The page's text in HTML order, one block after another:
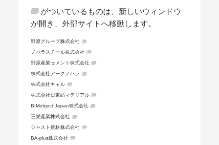
がついているものは、新しいウィンドウ
が開き、外部サイトへ移動します。
野原グループ株式会社
ノハラスチール株式会社
野原産業セメント株式会社
株式会社アークノハラ
株式会社キャル
株式会社日東紡マテリアル
BIMobject Japan株式会社
三栄産業株式会社
ジャスト建材株式会社
BA-plus株式会社